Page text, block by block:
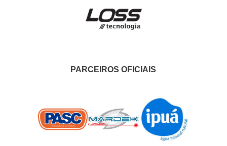
PARCEIROS OFICIAIS